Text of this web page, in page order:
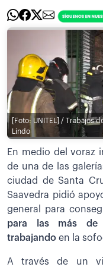
[Foto: UNITEL] / Trabajos
Lindo
En medio del voraz
de una de las
ciudad de Santa
Saavedra pidió
general para
para las más de
trabajando en la
A través de un